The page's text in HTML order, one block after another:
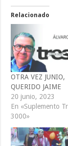
Relacionado
OTRA VEZ JUNIO,
QUERIDO JAIME
20 junio, 2023
En «Suplemento
3000»